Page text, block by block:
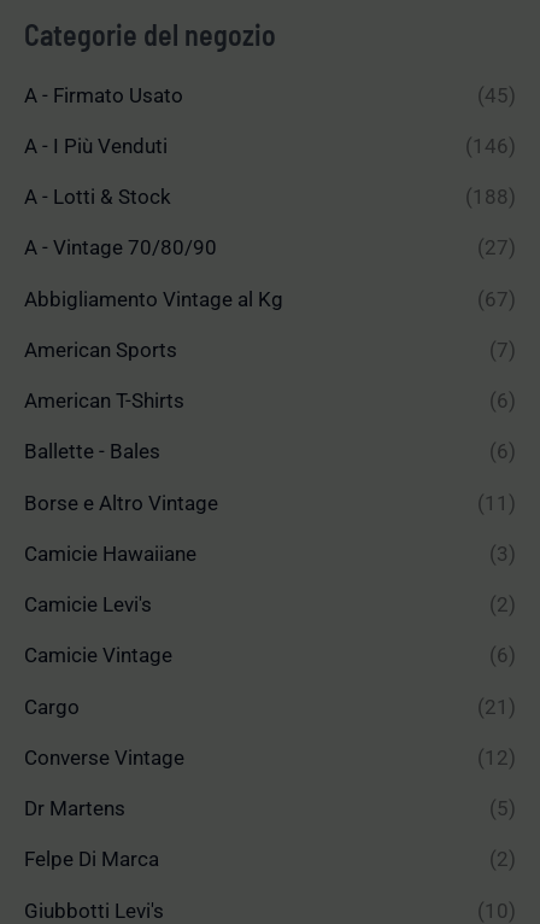
Categorie del negozio
A - Firmato Usato (45)
A - I Più Venduti (146)
A - Lotti & Stock (188)
A - Vintage 70/80/90 (27)
Abbigliamento Vintage al Kg (67)
American Sports (7)
American T-Shirts (6)
Ballette - Bales (6)
Borse e Altro Vintage (11)
Camicie Hawaiiane (3)
Camicie Levi's (2)
Camicie Vintage (6)
Cargo (21)
Converse Vintage (12)
Dr Martens (5)
Felpe Di Marca (2)
Giubbotti Levi's (10)